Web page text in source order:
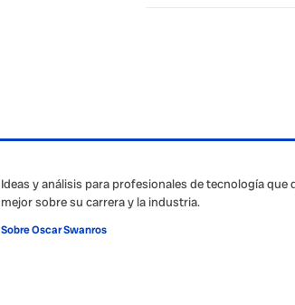
Ideas y análisis para profesionales de tecnología que
mejor sobre su carrera y la industria.
Sobre Oscar Swanros